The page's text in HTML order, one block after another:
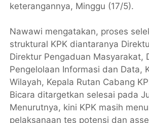
keterangannya, Minggu (17/5).
Nawawi mengatakan, proses
struktural KPK diantaranya
Direktur Pengaduan Masyarakat,
Pengelolaan Informasi dan Data,
Wilayah, Kepala Rutan Cabang
Bicara ditargetkan selesai pada
Menurutnya, kini KPK masih
pelaksanaan tes potensi dan